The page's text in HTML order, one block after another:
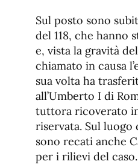
Sul posto sono
del 118, che hanno
e, vista la gravità
chiamato in causa
sua volta ha
all’Umberto I di
tuttora ricoverato
riservata. Sul luogo
sono recati anche
per i rilievi del caso.